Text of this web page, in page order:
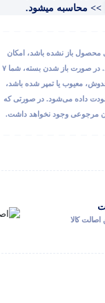
>> محاسبه میشود.
محصول باز نشده باشد، امکان
بازگشت بی‌قید و شرط وجود دارد. در صورت باز شدن بسته، شما ۷
معیوب یا تمپر شده باشد،
داده می‌شود. در صورتی که
مرجوعی وجود نخواهد داشت.
اصالت کالا